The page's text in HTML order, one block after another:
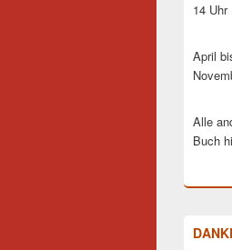
14 Uhr
April
Alle
Buch